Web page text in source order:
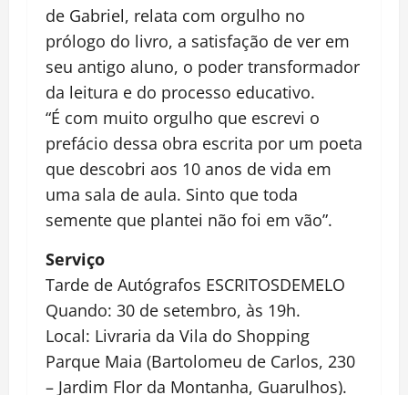
de Gabriel, relata com orgulho no
prólogo do livro, a satisfação de ver em
seu antigo aluno, o poder transformador
da leitura e do processo educativo.
“É com muito orgulho que escrevi o
prefácio dessa obra escrita por um poeta
que descobri aos 10 anos de vida em
uma sala de aula. Sinto que toda
semente que plantei não foi em vão”.
Serviço
Tarde de Autógrafos ESCRITOSDEMELO
Quando: 30 de setembro, às 19h.
Local: Livraria da Vila do Shopping
Parque Maia (Bartolomeu de Carlos, 230
– Jardim Flor da Montanha, Guarulhos).